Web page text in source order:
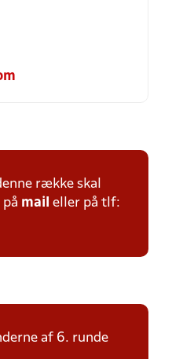
række skal
mail eller på tlf:
af 6. runde